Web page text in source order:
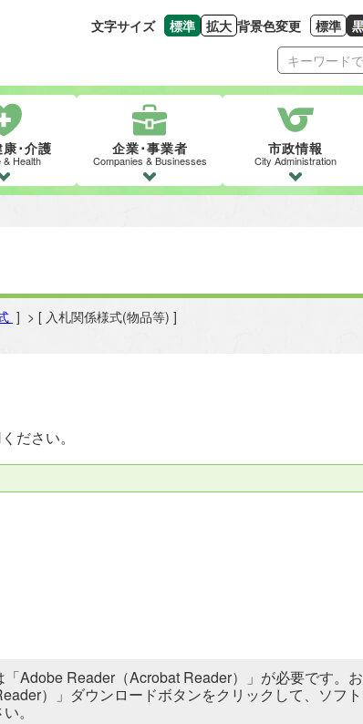
文字サイズ 標準
文字の大きさをもとの大きさに
拡大
文字を大きくする
背景色変更 標準
背景色
･介護
& Health
企業･事業者
Companies & Businesses
市政情報
City Administration
] > [ 入札関係様式(物品等) ]
ださい。
Adobe Reader（Acrobat Reader）」が必要です。
）」ダウンロードボタンをクリックして、ソフ
。